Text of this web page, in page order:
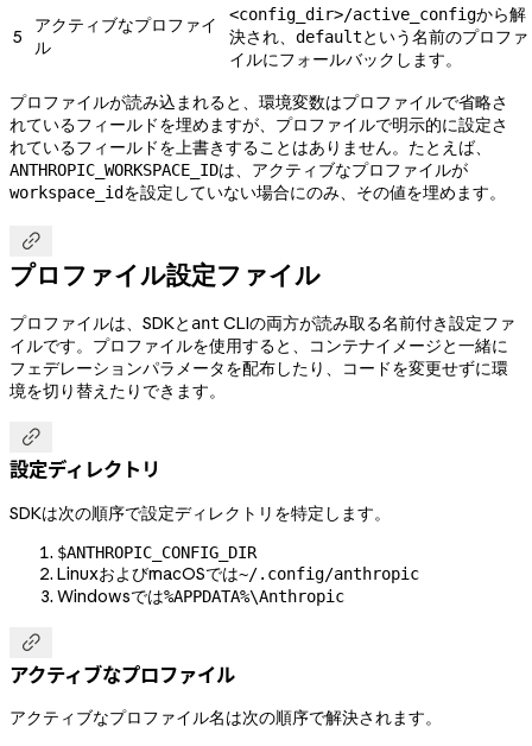
5
アクティブなプロファイ
ル
<config_dir>/active_configから解
決され、 defaultという名前のプロファ
イルにフォールバックします。
プロファイルが読み込まれると、環境変数はプロファイルで省略さ
れているフィールドを埋めますが、プロファイルで明示的に設定さ
れているフィールドを上書きすることはありません。たとえば、
ANTHROPIC_WORKSPACE_IDは、アクティブなプロファイルが
workspace_idを設定していない場合にのみ、その値を埋めます。

プロファイル設定ファイル
プロファイルは、SDKと ant CLIの両方が読み取る名前付き設定ファ
イルです。プロファイルを使用すると、コンテナイメージと一緒に
フェデレーションパラメータを配布したり、コードを変更せずに環
境を切り替えたりできます。

設定ディレクトリ
SDKは次の順序で設定ディレクトリを特定します。
$ANTHROPIC_CONFIG_DIR
LinuxおよびmacOSでは~/.config/anthropic
Windowsでは%APPDATA%\Anthropic

アクティブなプロファイル
アクティブなプロファイル名は次の順序で解決されます。